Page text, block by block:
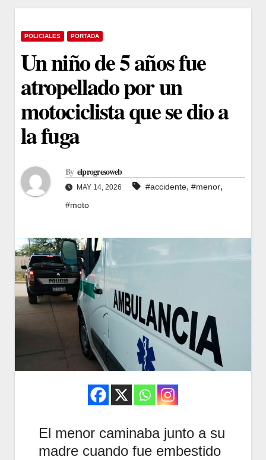
POLICIALES PORTADA
Un niño de 5 años fue
atropellado por un
motociclista que se dio a
la fuga
By elprogresoweb
MAY 14, 2026 #accidente, #menor,
#moto
El menor caminaba junto a su
madre cuando fue embestido